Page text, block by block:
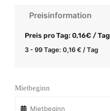
Preisinformation
Preis pro Tag: 0,16€ / Tag
3 - 99 Tage: 0,16€ / Tag
Mietbeginn